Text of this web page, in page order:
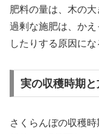
肥料の量は、木の大
過剰な施肥は、か
したりする原因にな
実の収穫時期
さくらんぼの収穫